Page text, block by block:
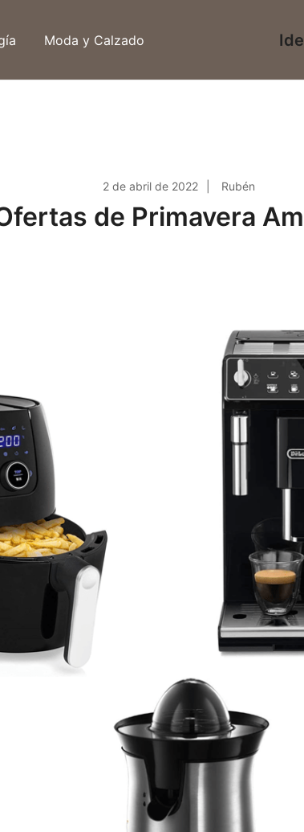
Moda y Calzado
2 de abril de 2022 Rubén
de Primavera